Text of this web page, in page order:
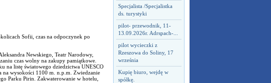
Specjalista /Specjalistka
ds. turystyki
pilot- przewodnik, 11-
13.09.2026r. Adrspach-...
pilot wycieczki z
Rzeszowa do Soliny, 17
września
Kupię biuro, wejdę w
spółkę.
Sofii, czas na odpoczynek po
Newskiego, Teatr Narodowy,
czas wolny na zakupy pamiątkowe.
na listę światowego dziedzictwa UNESCO
wysokości 1100 m. n.p.m. Zwiedzanie
Parku Pirin. Zakwaterowanie w hotelu,